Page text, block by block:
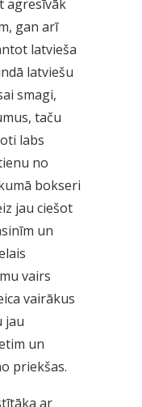
agresīvāk
gan arī
latvieša
latviešu
smagi,
taču
labs
no
bokseri
jau ciešot
un
vairs
vairākus
jau
un
priekšas.
ar